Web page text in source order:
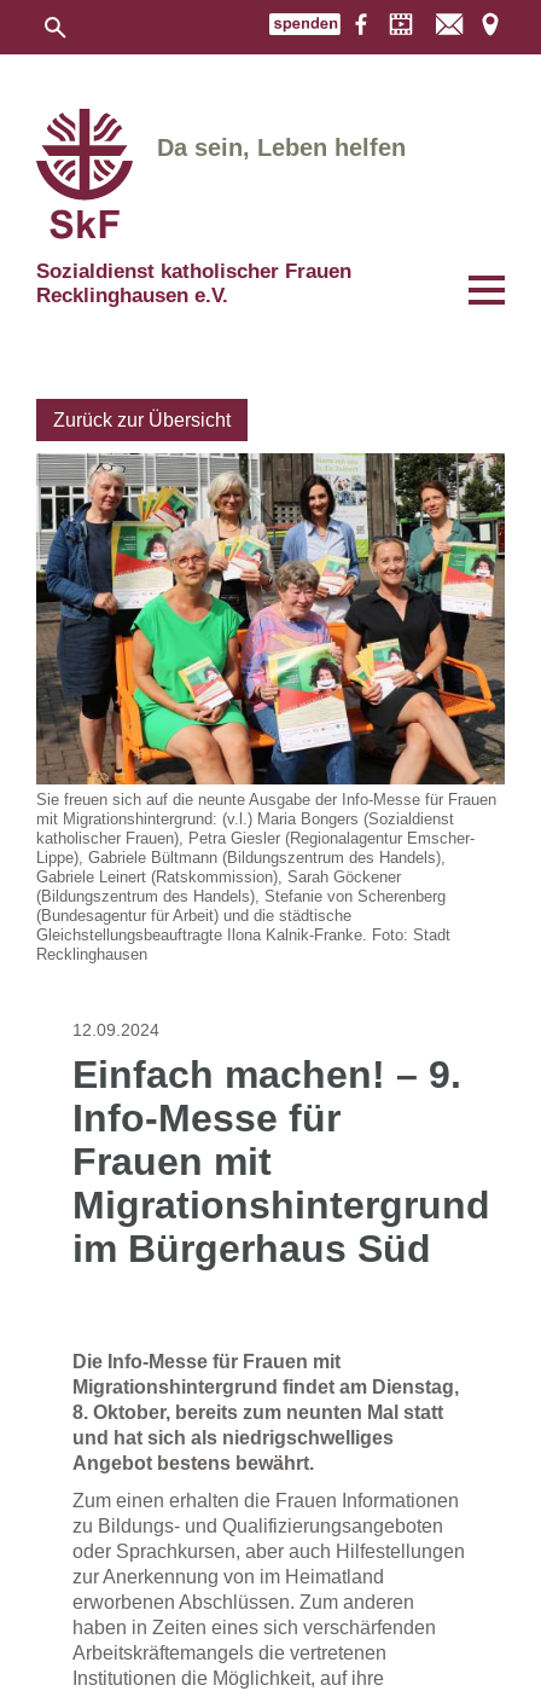
Sozialdienst katholischer Frauen
Recklinghausen e.V.
Da sein, Leben helfen
Zurück zur Übersicht
Sie freuen sich auf die neunte Ausgabe der Info-Messe für Frauen
mit Migrationshintergrund: (v.l.) Maria Bongers (Sozialdienst
katholischer Frauen), Petra Giesler (Regionalagentur Emscher-
Lippe), Gabriele Bültmann (Bildungszentrum des Handels),
Gabriele Leinert (Ratskommission), Sarah Göckener
(Bildungszentrum des Handels), Stefanie von Scherenberg
(Bundesagentur für Arbeit) und die städtische
Gleichstellungsbeauftragte Ilona Kalnik-Franke. Foto: Stadt
Recklinghausen
12.09.2024
Einfach machen! – 9.
Info-Messe für
Frauen mit
Migrationshintergrund
im Bürgerhaus Süd
Die Info-Messe für Frauen mit
Migrationshintergrund findet am Dienstag,
8. Oktober, bereits zum neunten Mal statt
und hat sich als niedrigschwelliges
Angebot bestens bewährt.
Zum einen erhalten die Frauen Informationen
zu Bildungs- und Qualifizierungsangeboten
oder Sprachkursen, aber auch Hilfestellungen
zur Anerkennung von im Heimatland
erworbenen Abschlüssen. Zum anderen
haben in Zeiten eines sich verschärfenden
Arbeitskräftemangels die vertretenen
Institutionen die Möglichkeit, auf ihre